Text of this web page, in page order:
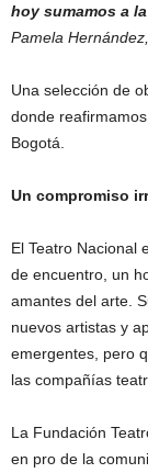
hoy sumamos a
Pamela
Una selección de
donde
Bogotá.
Un compromiso
El Teatro Nacional
de encuentro, un
amantes del arte.
nuevos artistas y
emergentes, pero
las compañías
La Fundación
en pro de la